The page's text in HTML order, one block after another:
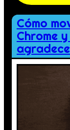
Cómo
Chrome